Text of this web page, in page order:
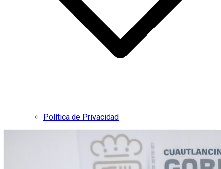
Política de Privacidad